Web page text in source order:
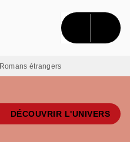
CONTENU
Romans étrangers
DÉCOUVRIR L'UNIVERS